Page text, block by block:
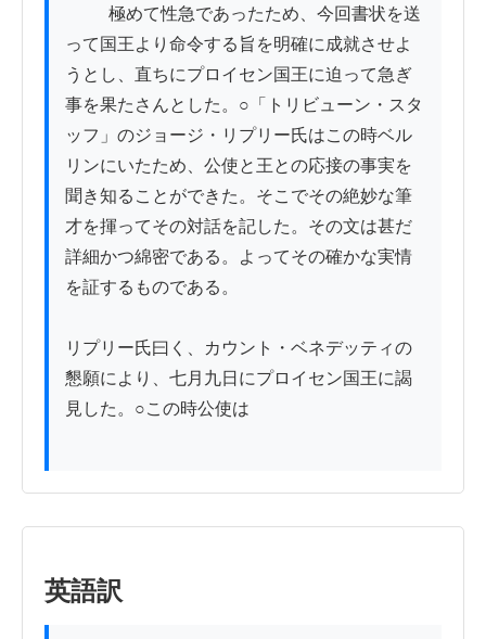
って国王より命令する旨を明確に成就させよ
うとし、直ちにプロイセン国王に迫って急ぎ
事を果たさんとした。○「トリビューン・スタ
ッフ」のジョージ・リプリー氏はこの時ベル
リンにいたため、公使と王との応接の事実を
聞き知ることができた。そこでその絶妙な筆
才を揮ってその対話を記した。その文は甚だ
詳細かつ綿密である。よってその確かな実情
を証するものである。
リプリー氏曰く、カウント・ベネデッティの
懇願により、七月九日にプロイセン国王に謁
見した。○この時公使は
英語訳